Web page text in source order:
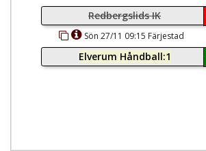
Redbergslids IK
Sön 27/11 09:15 Färjestad
Elverum Håndball:1